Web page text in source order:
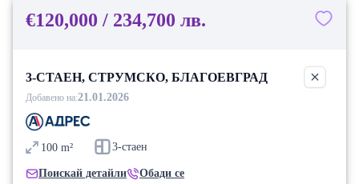
€120,000 / 234,700 лв.
3-СТАЕН, СТРУМСКО, БЛАГОЕВГРАД
Добавено на:21.01.2026
100 m² 3-стаен
Поискай детайли Обади се